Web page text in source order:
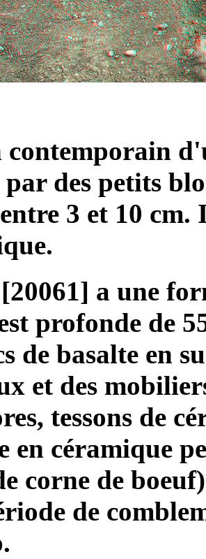
contemporain
par des petits
3 et 10
a une
profonde de
de basalte en
et des
tessons de
en céramique
corne de
de